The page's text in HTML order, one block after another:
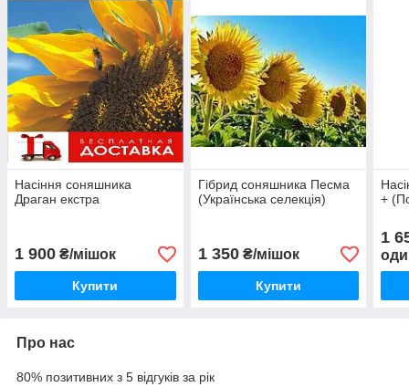
Насіння соняшника
Драган екстра
1 900 ₴/мішок
Купити
Гібрид соняшника Песма
(Українська селекція)
1 350₴/мішок
Купити
+
1
Про нас
80% позитивних з 5 відгуків за рік